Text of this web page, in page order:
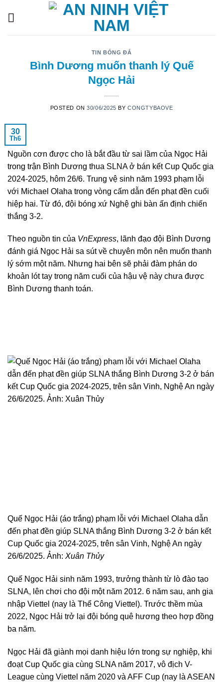
TIN BÓNG ĐÁ
Bình Dương muốn thanh lý Quế
Ngọc Hải
POSTED ON30/06/2025 BYCONGTYBAOVE
30
Th6
Nguồn cơn được cho là bắt đầu từ sai lầm của Ngọc Hải
trong trận Bình Dương thua SLNA ở bán kết Cup Quốc gia
2024-2025, hôm 26/6. Trung vệ sinh năm 1993 phạm lỗi
với Michael Olaha trong vòng cấm dẫn đến phạt đền cuối
hiệp hai. Từ đó, đội bóng xứ Nghệ ghi bàn ấn định chiến
thắng 3-2.
Theo nguồn tin của VnExpress, lãnh đạo đội Bình Dương
đánh giá Ngọc Hải sa sút về chuyên môn nên muốn thanh
lý sớm một năm. Nhưng hai bên sẽ phải đàm phán do
khoản lót tay trong năm cuối của hậu vệ này chưa được
Bình Dương thanh toán.
Quế Ngọc Hải (áo trắng) phạm lỗi với Michael Olaha dẫn
đến phạt đền giúp SLNA thắng Bình Dương 3-2 ở bán kết
Cup Quốc gia 2024-2025, trên sân Vinh, Nghệ An ngày
26/6/2025. Ảnh: Xuân Thủy
Quế Ngọc Hải sinh năm 1993, trưởng thành từ lò đào tạo
SLNA, lên chơi cho đội một năm 2012. 6 năm sau, anh gia
nhập Viettel (nay là Thể Công Viettel). Trước thềm mùa
2022, Ngọc Hải trở lại đội bóng quê hương theo hợp đồng
ba năm.
Ngọc Hải đã giành mọi danh hiệu lớn trong sự nghiệp, khi
đoạt Cup Quốc gia cùng SLNA năm 2017, vô địch V-
League cùng Viettel năm 2020 và AFF Cup (nay là ASEAN